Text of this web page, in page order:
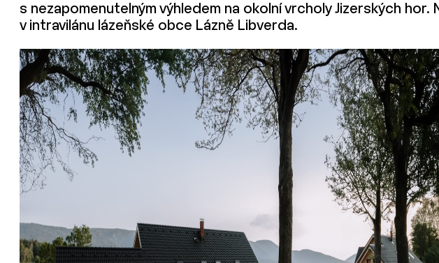
s nezapomenutelným výhledem na okolní vrcholy Jizerských
v intravilánu lázeňské obce Lázně Libverda.